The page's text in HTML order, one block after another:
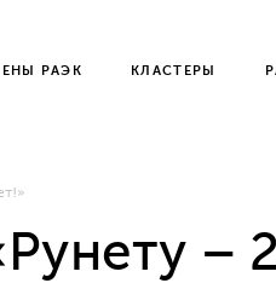
РАЭК КЛАСТЕРЫ
–